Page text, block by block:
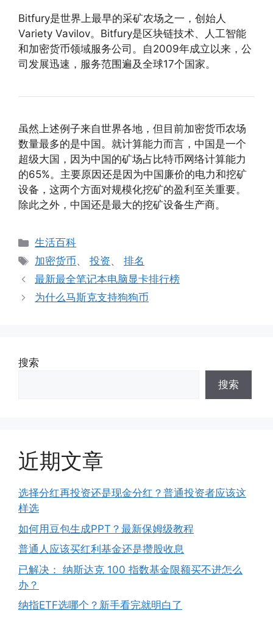
Bitfury是世界上最早的采矿农场之一，创始人
Variety Vavilov。Bitfury是区块链技术、人工智能
和加密货币领域服务公司。自2009年成立以来，公
司发展迅速，服务范围遍及全球17个国家。
虽然上述例子来自世界各地，但目前加密货币农场
数量最多的是中国。就计算能力而言，中国是一个
超级大国，因为中国的矿场占比特币网络计算能力
的65%。主要原因还是因为中国廉价的电力和挖矿
设备，这两个方面对规模化挖矿的盈利至关重要。
除此之外，中国还是最大的挖矿设备生产商。
分
类
生活百科
标
签
加密货币、投资、排名
最新最全笔记本电脑显卡排行榜
为什么马斯克支持狗狗币
搜索
搜索
近期文章
选择分红再投资还是现金分红？普通投资者应该这
样选
如何用豆包生成PPT？最新保姆级教程
普通人应该买红利基金还是攒股收息
已解决： 纳斯达克 100 指数基金限额买不进怎么
办？
纳指ETF选哪个？新手看完就明白了